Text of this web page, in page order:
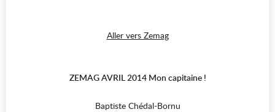
Aller vers Zemag
ZEMAG AVRIL 2014 Mon capitaine !
Baptiste Chédal-Bornu